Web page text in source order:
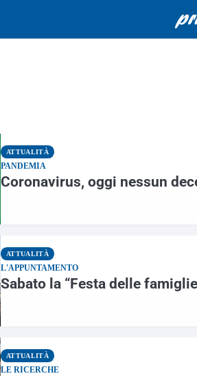
ATTUALITÀ
PANDEMIA
Coronavirus, oggi nessun
ATTUALITÀ
L'APPUNTAMENTO
Sabato la “Festa delle
ATTUALITÀ
LE RICERCHE